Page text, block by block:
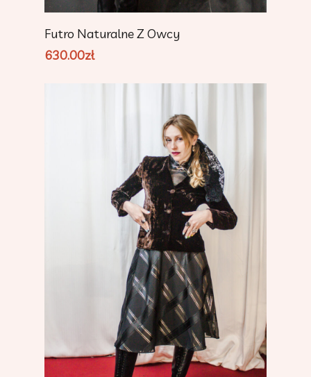
Add To Cart
Futro Naturalne Z Owcy
630.00zł